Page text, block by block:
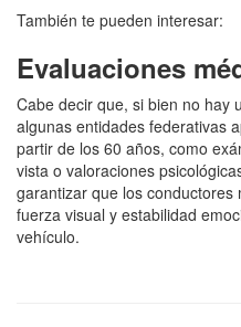
También te pueden interesar:
Evaluaciones
Cabe decir que, si bien no hay
algunas entidades federativas
partir de los 60 años, como
vista o valoraciones
garantizar que los conductores
fuerza visual y estabilidad
vehículo.